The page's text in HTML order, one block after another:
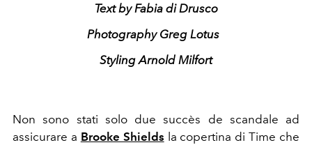
Text by Fabia di Drusco
Photography Greg Lotus
Styling Arnold Milfort
Non sono stati solo due succès de scandale ad
assicurare a Brooke Shields la copertina di Time che